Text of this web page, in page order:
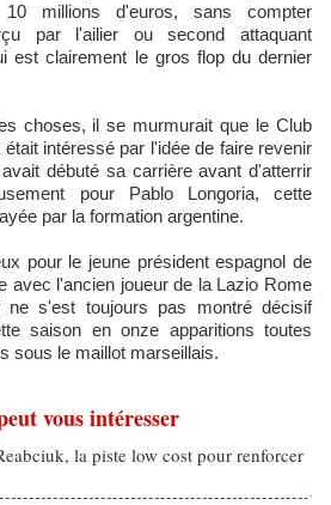
millions d'euros, sans compter
par l'ailier ou second attaquant
est clairement le gros flop du dernier
choses, il se murmurait que le Club
intéressé par l'idée de faire revenir
débuté sa carrière avant d'atterrir
pour Pablo Longoria, cette
par la formation argentine.
pour le jeune président espagnol de
avec l'ancien joueur de la Lazio Rome
s'est toujours pas montré décisif
saison en onze apparitions toutes
sous le maillot marseillais.
vous intéresser
la piste low cost pour renforcer